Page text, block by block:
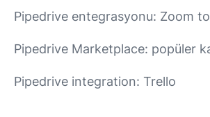
Pipedrive entegrasyonu: Zoom
Pipedrive Marketplace: popüler
Pipedrive integration: Trello